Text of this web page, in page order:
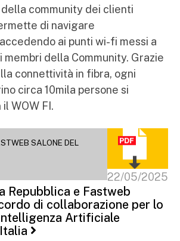
community dei clienti
di navigare
ai punti wi-fi messi a
membri della Community. Grazie
connettività in fibra, ogni
circa 10mila persone si
WOW FI.
SALONE DEL
22/05/2025
Repubblica e Fastweb
di collaborazione per lo
Artificiale